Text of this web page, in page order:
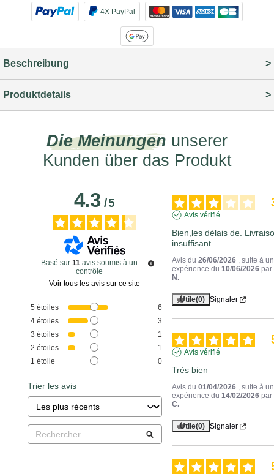
4X PayPal
Beschreibung
Produktdetails
Die Meinungen unserer
Kunden über das Produkt
4.3/5
Basé sur 11 avis soumis à un
contrôle
Voir tous les avis sur ce site
5 étoiles
6
4 étoiles
3
3 étoiles
1
2 étoiles
1
1 étoile 0
Trier les avis
Avis vérifié
Bien,les délais de.
insuffisant
Avis du26/06/2026 , suite à
expérience du10/06/2026 par
N.
Utile(0) Signaler
Avis vérifié
Très bien
Avis du01/04/2026 , suite à
expérience du14/02/2026 par
C.
Utile(0) Signaler